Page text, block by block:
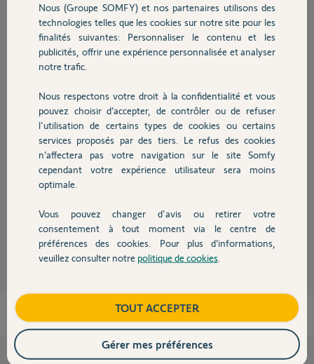
Sécurité
Domotique
Chauffage
Autres produits
Devis avec un pro
Contact
Lionel C.
il y a presque 8 ans
Participer au fil de discussion
Réponses
Rien de tout ça pour le moment sur un V500.
Anonyme il y a presque 8 ans
Nous (Groupe SOMFY) et nos partenaires utilisons des
technologies telles que les cookies sur notre site pour les
finalités suivantes: Personnaliser le contenu et les
publicités, offrir une expérience personnalisée et analyser
notre trafic.
Nous respectons votre droit à la confidentialité et vous
pouvez choisir d’accepter, de contrôler ou de refuser
l'utilisation de certains types de cookies ou certains
services proposés par des tiers. Le refus des cookies
n’affectera pas votre navigation sur le site Somfy
cependant votre expérience utilisateur sera moins
optimale.
Vous pouvez changer d'avis ou retirer votre
consentement à tout moment via le centre de
préférences des cookies. Pour plus d’informations,
veuillez consulter notre politique de cookies
TOUT ACCEPTER
Gérer mes préférences